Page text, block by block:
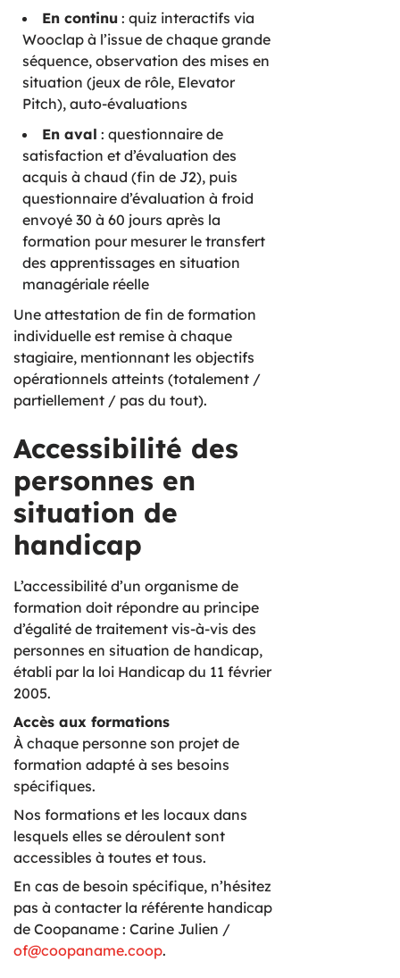
En continu : quiz interactifs via
Wooclap à l’issue de chaque grande
séquence, observation des mises en
situation (jeux de rôle, Elevator
Pitch), auto-évaluations
En aval : questionnaire de
satisfaction et d’évaluation des
acquis à chaud (fin de J2), puis
questionnaire d’évaluation à froid
envoyé 30 à 60 jours après la
formation pour mesurer le transfert
des apprentissages en situation
managériale réelle
Une attestation de fin de formation
individuelle est remise à chaque
stagiaire, mentionnant les objectifs
opérationnels atteints (totalement /
partiellement / pas du tout).
Accessibilité des
personnes en
situation de
handicap
L’accessibilité d’un organisme de
formation doit répondre au principe
d’égalité de traitement vis-à-vis des
personnes en situation de handicap,
établi par la loi Handicap du 11 février
2005.
Accès aux formations
À chaque personne son projet de
formation adapté à ses besoins
spécifiques.
Nos formations et les locaux dans
lesquels elles se déroulent sont
accessibles à toutes et tous.
En cas de besoin spécifique, n’hésitez
pas à contacter la référente handicap
de Coopaname : Carine Julien /
of@coopaname.coop.